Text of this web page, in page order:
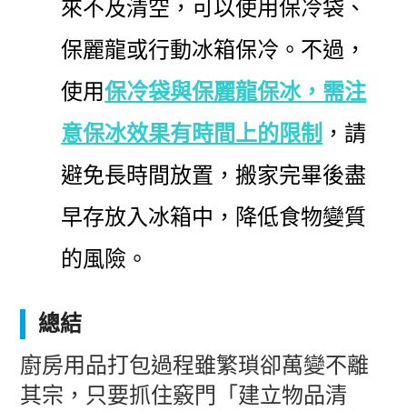
來不及清空，可以使用保冷袋、
保麗龍或行動冰箱保冷。不過，
使用保冷袋與保麗龍保冰，需注
意保冰效果有時間上的限制 ，請
避免長時間放置，搬家完畢後盡
早存放入冰箱中，降低食物變質
的風險。
總結
廚房用品打包過程雖繁瑣卻萬變不離
其宗，只要抓住竅門「建立物品清